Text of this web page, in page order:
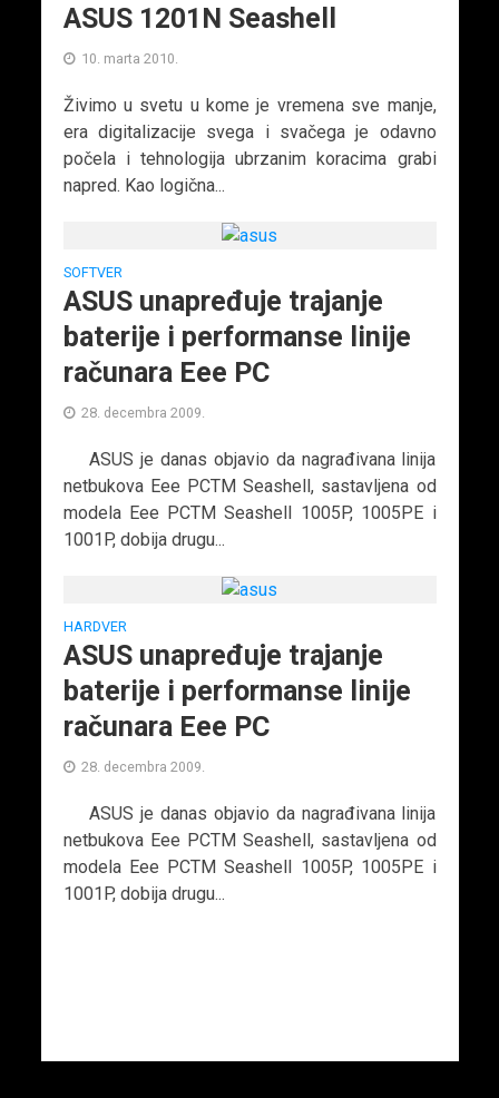
ASUS 1201N Seashell
10. marta 2010.
Živimo u svetu u kome je vremena sve manje,
era digitalizacije svega i svačega je odavno
počela i tehnologija ubrzanim koracima grabi
napred. Kao logična...
SOFTVER
ASUS unapređuje trajanje
baterije i performanse linije
računara Eee PC
28. decembra 2009.
ASUS je danas objavio da nagrađivana linija
netbukova Eee PCTM Seashell, sastavljena od
modela Eee PCTM Seashell 1005P, 1005PE i
1001P, dobija drugu...
HARDVER
ASUS unapređuje trajanje
baterije i performanse linije
računara Eee PC
28. decembra 2009.
ASUS je danas objavio da nagrađivana linija
netbukova Eee PCTM Seashell, sastavljena od
modela Eee PCTM Seashell 1005P, 1005PE i
1001P, dobija drugu...